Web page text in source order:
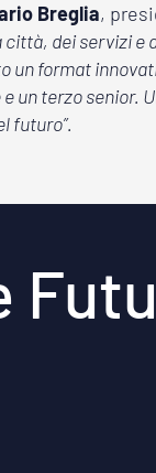
Breglia,
dei servizi
un format
un terzo
futuro”.